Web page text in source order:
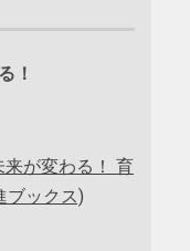
！
が変わる！ 育
ブックス)